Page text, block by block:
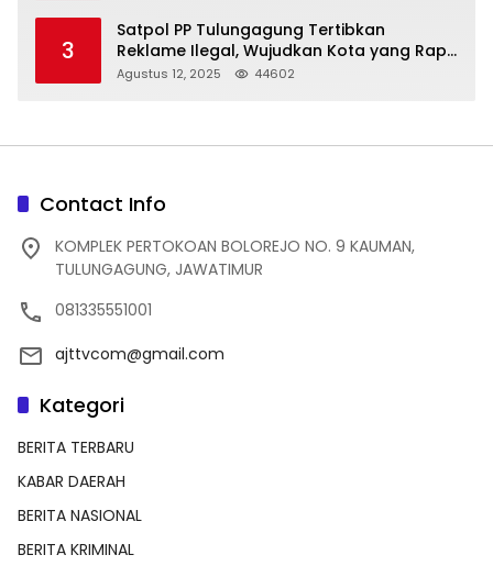
3
Satpol PP Tulungagung Tertibkan
Reklame Ilegal, Wujudkan Kota yang Rapi
dan Indah
Agustus 12, 2025 44602
Contact Info
KOMPLEK PERTOKOAN BOLOREJO NO. 9 KAUMAN,
TULUNGAGUNG, JAWATIMUR
081335551001
ajttvcom@gmail.com
Kategori
BERITA TERBARU
KABAR DAERAH
BERITA NASIONAL
BERITA KRIMINAL